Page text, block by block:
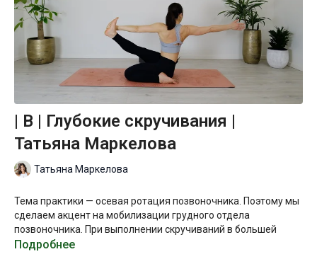
| B | Глубокие скручивания |
Татьяна Маркелова
Татьяна Маркелова
Тема практики — осевая ротация позвоночника. Поэтому мы
сделаем акцент на мобилизации грудного отдела
позвоночника. При выполнении скручиваний в большей
степени работает именно этот отдел, поскольку
Подробнее